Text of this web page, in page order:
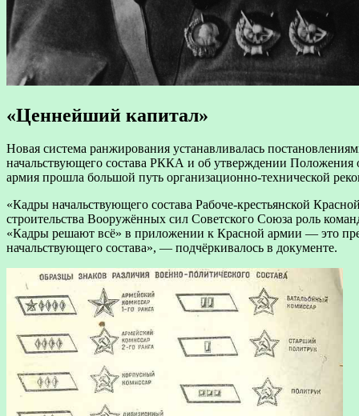
«Ценнейший капитал»
Новая система ранжирования устанавливалась
начальствующего состава РККА и об утверждении
армия прошла большой путь организационно-технической
«Кадры начальствующего состава Рабоче-крестьянской
строительства Вооружённых сил Советского Союза роль
«Кадры решают всё» в приложении к Красной армии — это
начальствующего состава», — подчёркивалось в документе.